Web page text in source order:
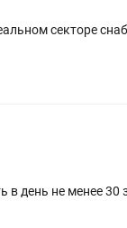
менее 30 звонков.